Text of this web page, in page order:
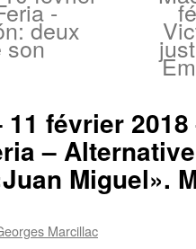
-
deux
son
février 2018
–
Miguel».
Marcillac